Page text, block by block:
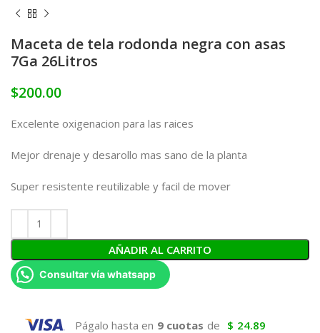
Maceta de tela rodonda negra con asas
7Ga 26Litros
$200.00
Excelente oxigenacion para las raices
Mejor drenaje y desarollo mas sano de la planta
Super resistente reutilizable y facil de mover
AÑADIR AL CARRITO
Consultar vía whatsapp
Págalo hasta en 9 cuotas de $ 24.89